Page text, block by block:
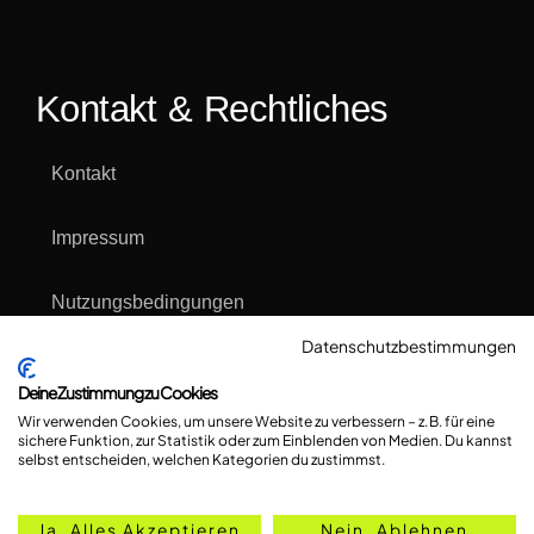
Kontakt & Rechtliches
Kontakt
Impressum
Nutzungsbedingungen
Cookie Einstellungen & Übersicht
Datenschutzbestimmungen
Deine Zustimmung zu Cookies
Wir verwenden Cookies, um unsere Website zu verbessern – z. B. für eine
sichere Funktion, zur Statistik oder zum Einblenden von Medien. Du kannst
selbst entscheiden, welchen Kategorien du zustimmst.
Ja, Alles Akzeptieren Nein, Ablehnen